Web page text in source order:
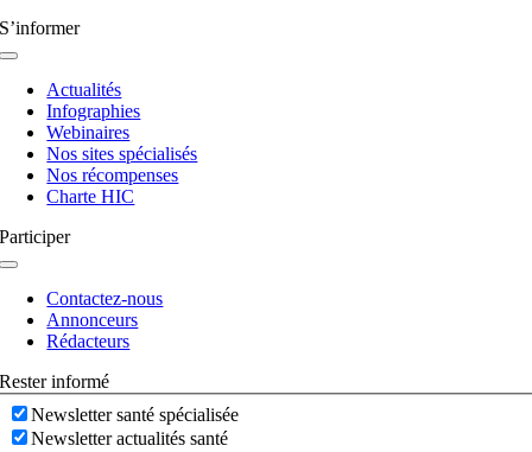
S’informer
Navigation
basculeActualités
Infographies
Webinaires
Nos sites spécialisés
Nos récompenses
Charte HIC
Participer
Navigation
basculeContactez-nous
Annonceurs
Rédacteurs
Rester informé
Newsletter santé spécialisée
Newsletter actualités santé